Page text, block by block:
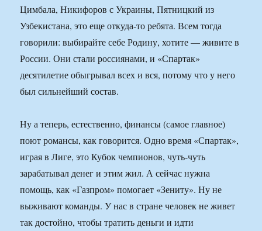
Цимбала, Никифоров с Украины, Пятницкий из
Узбекистана, это еще откуда-то ребята. Всем тогда
говорили: выбирайте себе Родину, хотите — живите в
России. Они стали россиянами, и «Спартак»
десятилетие обыгрывал всех и вся, потому что у него
был сильнейший состав.
Ну а теперь, естественно, финансы (самое главное)
поют романсы, как говорится. Одно время «Спартак»,
играя в Лиге, это Кубок чемпионов, чуть-чуть
зарабатывал денег и этим жил. А сейчас нужна
помощь, как «Газпром» помогает «Зениту». Ну не
выживают команды. У нас в стране человек не живет
так достойно, чтобы тратить деньги и идти